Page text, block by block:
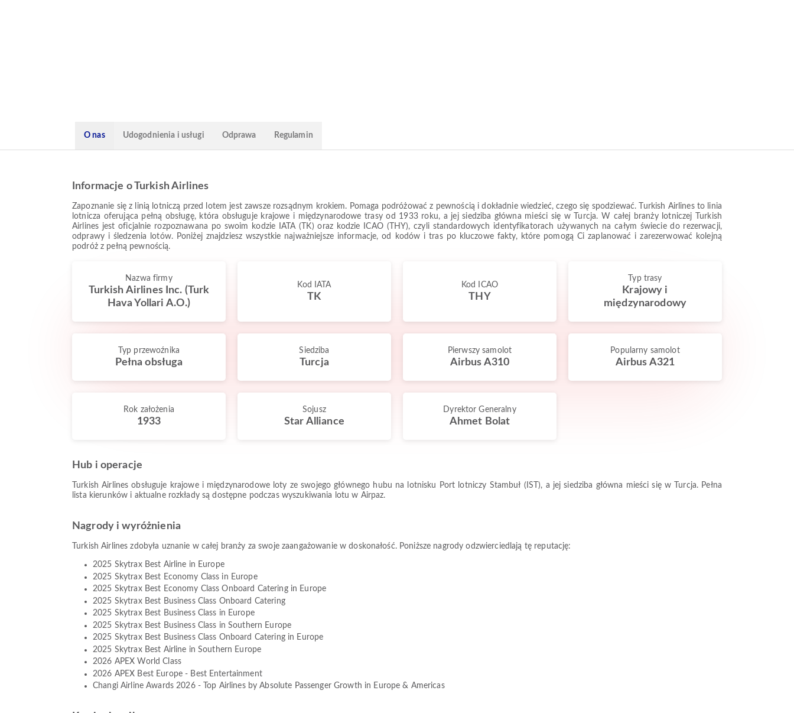
O nas Udogodnienia i usługi Odprawa Regulamin
Informacje o Turkish Airlines
Zapoznanie się z linią lotniczą przed lotem jest zawsze rozsądnym krokiem. Pomaga podróżować z pewnością i dokładnie wiedzieć, czego się spodziewać. Turkish Airlines to linia
lotnicza oferująca pełną obsługę, która obsługuje krajowe i międzynarodowe trasy od 1933 roku, a jej siedziba główna mieści się w Turcja. W całej branży lotniczej Turkish
Airlines jest oficjalnie rozpoznawana po swoim kodzie IATA (TK) oraz kodzie ICAO (THY), czyli standardowych identyfikatorach używanych na całym świecie do rezerwacji,
odprawy i śledzenia lotów. Poniżej znajdziesz wszystkie najważniejsze informacje, od kodów i tras po kluczowe fakty, które pomogą Ci zaplanować i zarezerwować kolejną
podróż z pełną pewnością.
Nazwa firmy
Turkish Airlines Inc. (Turk
Hava Yollari A.O.)
Kod IATA
TK
Kod ICAO
THY
Typ trasy
Krajowy i
międzynarodowy
Typ przewoźnika
Pełna obsługa
Siedziba
Turcja
Pierwszy samolot
Airbus A310
Popularny samolot
Airbus A321
Rok założenia
1933
Sojusz
Star Alliance
Dyrektor Generalny
Ahmet Bolat
Hub i operacje
Turkish Airlines obsługuje krajowe i międzynarodowe loty ze swojego głównego hubu na lotnisku Port lotniczy Stambuł (IST), a jej siedziba główna mieści się w Turcja. Pełna
lista kierunków i aktualne rozkłady są dostępne podczas wyszukiwania lotu w Airpaz.
Nagrody i wyróżnienia
Turkish Airlines zdobyła uznanie w całej branży za swoje zaangażowanie w doskonałość. Poniższe nagrody odzwierciedlają tę reputację:
2025 Skytrax Best Airline in Europe
2025 Skytrax Best Economy Class in Europe
2025 Skytrax Best Economy Class Onboard Catering in Europe
2025 Skytrax Best Business Class Onboard Catering
2025 Skytrax Best Business Class in Europe
2025 Skytrax Best Business Class in Southern Europe
2025 Skytrax Best Business Class Onboard Catering in Europe
2025 Skytrax Best Airline in Southern Europe
2026 APEX World Class
2026 APEX Best Europe - Best Entertainment
Changi Airline Awards 2026 - Top Airlines by Absolute Passenger Growth in Europe & Americas